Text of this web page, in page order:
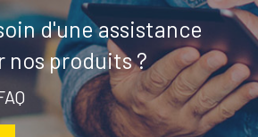
d'une assistance
nos produits ?